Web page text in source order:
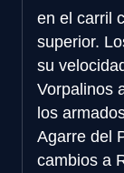
en el carril
superior.
su
Vorpalinos
los
Agarre del
cambios a